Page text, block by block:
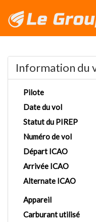
Information du
Pilote
Date du vol
Statut du PIREP
Numéro de vol
Départ ICAO
Arrivée ICAO
Alternate ICAO
Appareil
Carburant utilisé